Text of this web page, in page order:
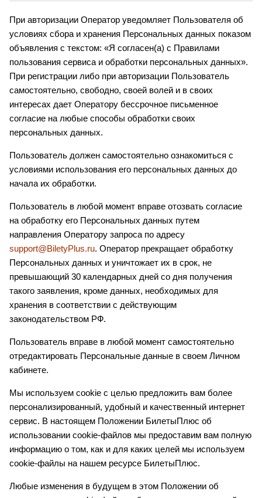
При авторизации Оператор уведомляет Пользователя об
условиях сбора и хранения Персональных данных показом
объявления с текстом: «Я согласен(а) с Правилами
пользования сервиса и обработки персональных данных».
При регистрации либо при авторизации Пользователь
самостоятельно, свободно, своей волей и в своих
интересах дает Оператору бессрочное письменное
согласие на любые способы обработки своих
персональных данных.
Пользователь должен самостоятельно ознакомиться с
условиями использования его персональных данных до
начала их обработки.
Пользователь в любой момент вправе отозвать согласие
на обработку его Персональных данных путем
направления Оператору запроса по адресу
support@BiletyPlus.ru. Оператор прекращает обработку
Персональных данных и уничтожает их в срок, не
превышающий 30 календарных дней со дня получения
такого заявления, кроме данных, необходимых для
хранения в соответствии с действующим
законодательством РФ.
Пользователь вправе в любой момент самостоятельно
отредактировать Персональные данные в своем Личном
кабинете.
Мы используем cookie с целью предложить вам более
персонализированный, удобный и качественный интернет
сервис. В настоящем Положении БилетыПлюс об
использовании cookie-файлов мы предоставим вам полную
информацию о том, как и для каких целей мы используем
cookie-файлы на нашем ресурсе БилетыПлюс.
Любые изменения в будущем в этом Положении об